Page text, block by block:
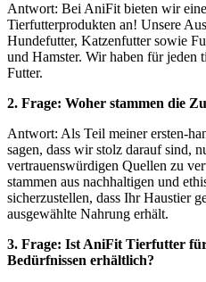
Antwort: Bei AniFit bieten wir eine
Tierfutterprodukten an! Unsere
Hundefutter, Katzenfutter sowie
und Hamster. Wir haben für jeden
Futter.
2. Frage: Woher stammen die
Antwort: Als Teil meiner ersten-
sagen, dass wir stolz darauf sind,
vertrauenswürdigen Quellen zu
stammen aus nachhaltigen und
sicherzustellen, dass Ihr Haustier
ausgewählte Nahrung erhält.
3. Frage: Ist AniFit Tierfutter
Bedürfnissen erhältlich?